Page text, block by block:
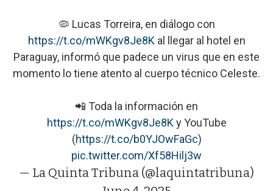
🦠 Lucas Torreira, en diálogo con
https://t.co/mWKgv8Je8K al llegar al hotel en
Paraguay, informó que padece un virus que en este
momento lo tiene atento al cuerpo técnico Celeste.
📲 Toda la información en
https://t.co/mWKgv8Je8K y YouTube
(https://t.co/b0YJOwFaGc)
pic.twitter.com/Xf58Hilj3w
— La Quinta Tribuna (@laquintatribuna)